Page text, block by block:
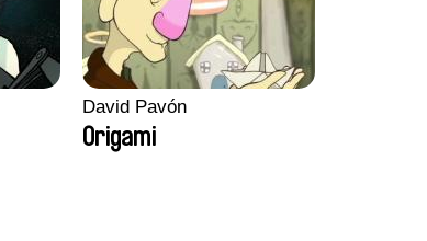
David Pavón
Origami